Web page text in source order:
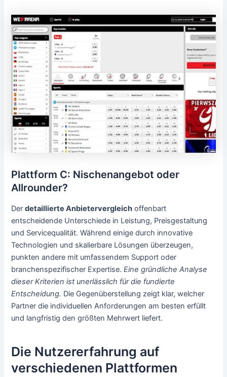
Plattform C: Nischenangebot oder
Allrounder?
Derdetaillierte Anbietervergleich offenbart
entscheidende Unterschiede in Leistung, Preisgestaltung
und Servicequalität. Während einige durch innovative
Technologien und skalierbare Lösungen überzeugen,
punkten andere mit umfassendem Support oder
branchenspezifischer Expertise.Eine gründliche Analyse
dieser Kriterien ist unerlässlich für die fundierte
Entscheidung. Die Gegenüberstellung zeigt klar, welcher
Partner die individuellen Anforderungen am besten erfüllt
und langfristig den größten Mehrwert liefert.
Die Nutzererfahrung auf
verschiedenen Plattformen